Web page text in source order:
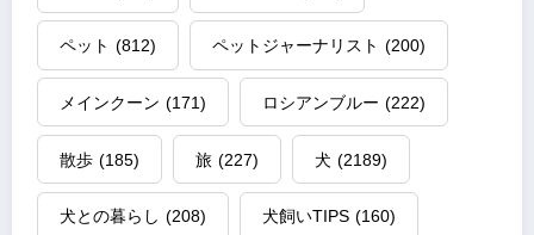
ペット (812) ペットジャーナリスト (200)
メインクーン (171) ロシアンブルー (222)
散歩 (185) 旅 (227) 犬 (2189)
犬との暮らし (208) 犬飼いTIPS (160)